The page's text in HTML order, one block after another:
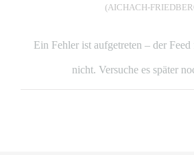
(AICHACH-
Ein Fehler ist aufgetreten – der
nicht. Versuche es später